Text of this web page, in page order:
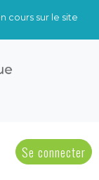
cours sur le site
Se connecter